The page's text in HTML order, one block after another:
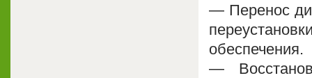
— Перенос
обеспечения.
—